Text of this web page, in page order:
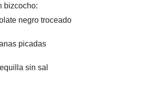
bizcocho:
negro troceado
picadas
sin sal